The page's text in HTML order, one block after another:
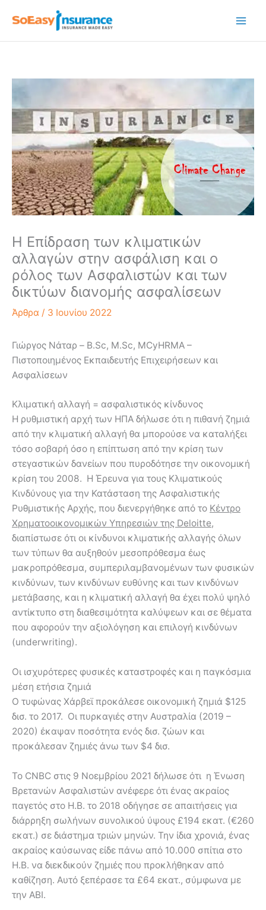
στο
Η Επίδραση των κλιματικών
αλλαγών στην ασφάλιση και ο
ρόλος των Ασφαλιστών και των
δικτύων διανομής ασφαλίσεων
Άρθρα / 3 Ιουνίου 2022
Γιώργος Νάταρ – B.Sc, M.Sc, MCyHRMA –
Πιστοποιημένος Εκπαιδευτής Επιχειρήσεων και
Ασφαλίσεων
Κλιματική αλλαγή = ασφαλιστικός κίνδυνος
Η ρυθμιστική αρχή των ΗΠΑ δήλωσε ότι η πιθανή ζημιά
από την κλιματική αλλαγή θα μπορούσε να καταλήξει
τόσο σοβαρή όσο η επίπτωση από την κρίση των
στεγαστικών δανείων που πυροδότησε την οικονομική
κρίση του 2008. Η Έρευνα για τους Κλιματικούς
Κινδύνους για την Κατάσταση της Ασφαλιστικής
Ρυθμιστικής Αρχής, που διενεργήθηκε από το Κέντρο
Χρηματοοικονομικών Υπηρεσιών της Deloitte,
διαπίστωσε ότι οι κίνδυνοι κλιματικής αλλαγής όλων
των τύπων θα αυξηθούν μεσοπρόθεσμα έως
μακροπρόθεσμα, συμπεριλαμβανομένων των φυσικών
κινδύνων, των κινδύνων ευθύνης και των κινδύνων
μετάβασης, και η κλιματική αλλαγή θα έχει πολύ ψηλό
αντίκτυπο στη διαθεσιμότητα καλύψεων και σε θέματα
που αφορούν την αξιολόγηση και επιλογή κινδύνων
(underwriting).
Οι ισχυρότερες φυσικές καταστροφές και η παγκόσμια
μέση ετήσια ζημιά
Ο τυφώνας Χάρβεϊ προκάλεσε οικονομική ζημιά $125
δισ. το 2017. Οι πυρκαγιές στην Αυστραλία (2019 –
2020) έκαψαν ποσότητα ενός δισ. ζώων και
προκάλεσαν ζημιές άνω των $4 δισ.
Το CNBC στις 9 Νοεμβρίου 2021 δήλωσε ότι η Ένωση
Βρετανών Ασφαλιστών ανέφερε ότι ένας ακραίος
παγετός στο Η.Β. το 2018 οδήγησε σε απαιτήσεις για
διάρρηξη σωλήνων συνολικού ύψους £194 εκατ. (€260
εκατ.) σε διάστημα τριών μηνών. Την ίδια χρονιά, ένας
ακραίος καύσωνας είδε πάνω από 10.000 σπίτια στο
Η.Β. να διεκδικούν ζημιές που προκλήθηκαν από
καθίζηση. Αυτό ξεπέρασε τα £64 εκατ., σύμφωνα με
την ABI.